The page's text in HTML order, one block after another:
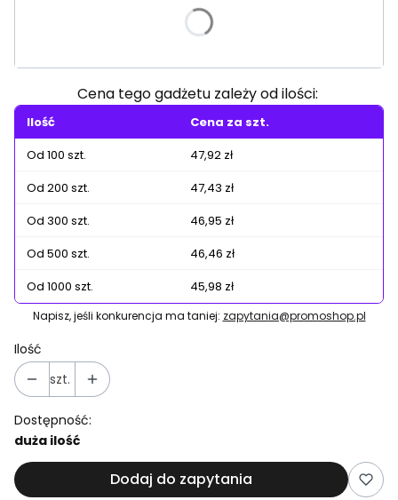
Poszczególne warianty mogą różnić się ceną
Cena tego gadżetu zależy od ilości:
Ilość
Cena za szt.
Od 100 szt.
47,92 zł
Od 200 szt.
47,43 zł
Od 300 szt.
46,95 zł
Od 500 szt.
46,46 zł
Od 1000 szt.
45,98 zł
Napisz, jeśli konkurencja ma taniej: zapytania@promoshop.pl
Ilość
szt.
Dostępność:
duża ilość
Dodaj do zapytania